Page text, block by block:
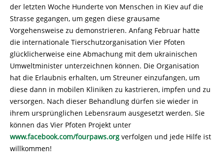
der letzten Woche Hunderte von Menschen in Kiev auf die
Strasse gegangen, um gegen diese grausame
Vorgehensweise zu demonstrieren. Anfang Februar hatte
die internationale Tierschutzorganisation Vier Pfoten
glücklicherweise eine Abmachung mit dem ukrainischen
Umweltminister unterzeichnen können. Die Organisation
hat die Erlaubnis erhalten, um Streuner einzufangen, um
diese dann in mobilen Kliniken zu kastrieren, impfen und zu
versorgen. Nach dieser Behandlung dürfen sie wieder in
ihrem ursprünglichen Lebensraum ausgesetzt werden. Sie
können das Vier Pfoten Projekt unter
www.facebook.com/fourpaws.org verfolgen und jede Hilfe ist
willkommen!